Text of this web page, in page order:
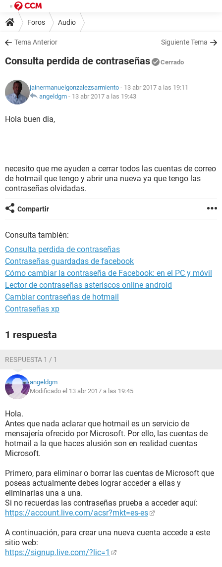
Foros Audio
Tema Anterior Siguiente Tema
Consulta perdida de contraseñas Cerrado
jainermanuelgonzalezsarmiento - 13 abr 2017 a las 19:11
angeldgm - 13 abr 2017 a las 19:43
Hola buen dia,
necesito que me ayuden a cerrar todos las cuentas de correo
de hotmail que tengo y abrir una nueva ya que tengo las
contraseñas olvidadas.
Compartir
Consulta también:
Consulta perdida de contraseñas
Contraseñas guardadas de facebook
Cómo cambiar la contraseña de Facebook: en el PC y móvil
Lector de contraseñas asteriscos online android
Cambiar contraseñas de hotmail
Contraseñas xp
1 respuesta
RESPUESTA 1 / 1
angeldgm
Modificado el 13 abr 2017 a las 19:45
Hola.
Antes que nada aclarar que hotmail es un servicio de
mensajería ofrecido por Microsoft. Por ello, las cuentas de
hotmail a la que haces alusión son en realidad cuentas
Microsoft.
Primero, para eliminar o borrar las cuentas de Microsoft que
poseas actualmente debes lograr acceder a ellas y
eliminarlas una a una.
Si no recuerdas las contraseñas prueba a acceder aquí:
https://account.live.com/acsr?mkt=es-es
A continuación, para crear una nueva cuenta accede a este
sitio web:
https://signup.live.com/?lic=1